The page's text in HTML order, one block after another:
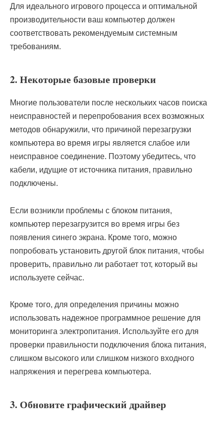
Для идеального игрового процесса и оптимальной
производительности ваш компьютер должен
соответствовать рекомендуемым системным
требованиям.
2. Некоторые базовые проверки
Многие пользователи после нескольких часов поиска
неисправностей и перепробования всех возможных
методов обнаружили, что причиной перезагрузки
компьютера во время игры является слабое или
неисправное соединение. Поэтому убедитесь, что
кабели, идущие от источника питания, правильно
подключены.
Если возникли проблемы с блоком питания,
компьютер перезагрузится во время игры без
появления синего экрана. Кроме того, можно
попробовать установить другой блок питания, чтобы
проверить, правильно ли работает тот, который вы
используете сейчас.
Кроме того, для определения причины можно
использовать надежное программное решение для
мониторинга электропитания. Используйте его для
проверки правильности подключения блока питания,
слишком высокого или слишком низкого входного
напряжения и перегрева компьютера.
3. Обновите графический драйвер